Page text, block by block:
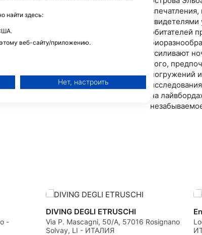
обитателей
усиливают
того,
погружений
на
-
DIVING DEGLI ETRUSCHI
Via P. Mascagni, 50/A, 57016 Rosignano
Solvay, LI - ИТАЛИЯ
найти здесь:
веб-сайту/приложению.
Нет, настроить